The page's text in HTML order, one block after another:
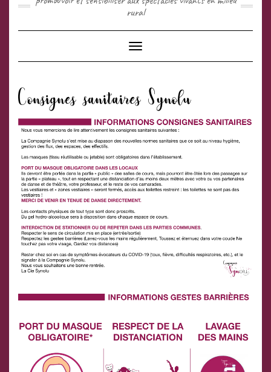
rural
Toggle Navigation
Consignes sanitaires Synolu